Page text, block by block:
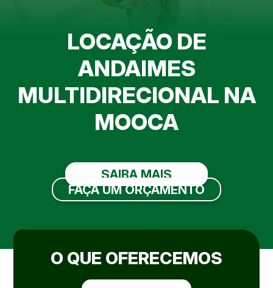
LOCAÇÃO DE
ANDAIMES
MULTIDIRECIONAL NA
MOOCA
SAIBA MAIS
FAÇA UM ORÇAMENTO
O QUE OFERECEMOS